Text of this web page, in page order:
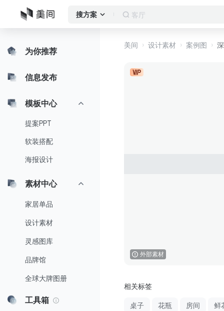
搜方案 作品集
为你推荐
信息发布
模板中心
提案PPT
软装搭配
海报设计
素材中心
家居单品
设计素材
灵感图库
品牌馆
全球大牌图册
工具箱
美间 设计素材 案例图
外部素材
相关标签
桌子 花瓶 房间 鲜